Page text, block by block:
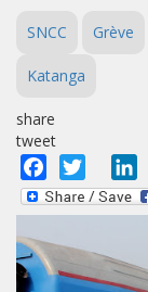
SNCC Grève
Katanga
share
tweet
Facebook
Twitter